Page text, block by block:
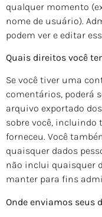
qualquer momento
nome de usuário).
podem ver e editar
Quais direitos você
Se você tiver uma
comentários, poderá
arquivo exportado
sobre você, incluindo
forneceu. Você
quaisquer dados
não inclui quaisquer
manter para fins
Onde enviamos seus